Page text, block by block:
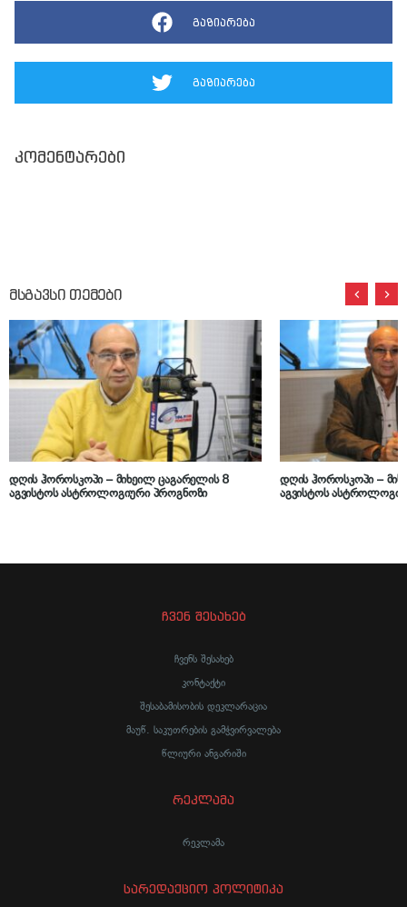
გაზიარება
გაზიარება
კომენტარები
მსგავსი თემები
დღის ჰოროსკოპი – მიხეილ ცაგარელის 8
აგვისტოს ასტროლოგიური პროგნოზი
დღის ჰოროსკოპი –
აგვისტოს
ჩვენ შესახებ
ჩვენს შესახებ
კონტაქტი
შესაბამისობის დეკლარაცია
მაუწ. საკუთრების გამჭვირვალება
წლიური ანგარიში
რეკლამა
რეკლამა
სარედაქციო პოლიტიკა